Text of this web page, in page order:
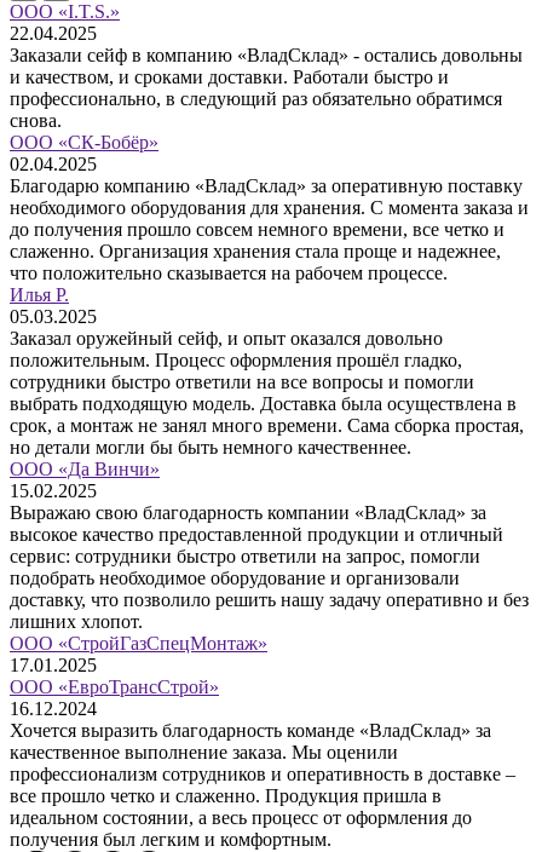
ООО «I.T.S.»
22.04.2025
Заказали сейф в компанию «ВладСклад» - остались довольны
и качеством, и сроками доставки. Работали быстро и
профессионально, в следующий раз обязательно обратимся
снова.
ООО «СК-Бобёр»
02.04.2025
Благодарю компанию «ВладСклад» за оперативную поставку
необходимого оборудования для хранения. С момента заказа и
до получения прошло совсем немного времени, все четко и
слаженно. Организация хранения стала проще и надежнее,
что положительно сказывается на рабочем процессе.
Илья Р.
05.03.2025
Заказал оружейный сейф, и опыт оказался довольно
положительным. Процесс оформления прошёл гладко,
сотрудники быстро ответили на все вопросы и помогли
выбрать подходящую модель. Доставка была осуществлена в
срок, а монтаж не занял много времени. Сама сборка простая,
но детали могли бы быть немного качественнее.
ООО «Да Винчи»
15.02.2025
Выражаю свою благодарность компании «ВладСклад» за
высокое качество предоставленной продукции и отличный
сервис: сотрудники быстро ответили на запрос, помогли
подобрать необходимое оборудование и организовали
доставку, что позволило решить нашу задачу оперативно и без
лишних хлопот.
ООО «СтройГазСпецМонтаж»
17.01.2025
ООО «ЕвроТрансСтрой»
16.12.2024
Хочется выразить благодарность команде «ВладСклад» за
качественное выполнение заказа. Мы оценили
профессионализм сотрудников и оперативность в доставке –
все прошло четко и слаженно. Продукция пришла в
идеальном состоянии, а весь процесс от оформления до
получения был легким и комфортным.